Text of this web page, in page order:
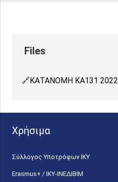
ΚΑΤΑΝΟΜΗ ΚΑ131 2022
Χρήσιμα
Σύλλογος Υποτρόφων ΙΚΥ
Erasmus+ / ΙΚΥ-ΙΝΕΔΙΒΙΜ